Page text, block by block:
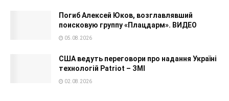
Погиб Алексей Юков, возглавлявший
поисковую группу «Плацдарм». ВИДЕО
05.08.2026
США ведуть переговори про надання Україні
технологій Patriot – ЗМІ
02.08.2026